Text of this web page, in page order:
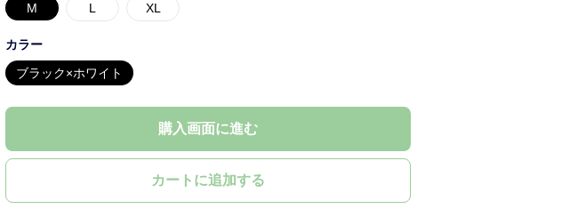
M L XL
カラー
ブラック×ホワイト
購入画面に進む
カートに追加する